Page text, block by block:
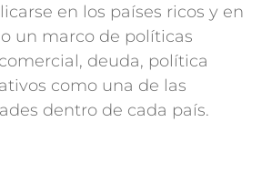
en los países ricos y en
un marco de políticas
deuda, política
como una de las
dentro de cada país.